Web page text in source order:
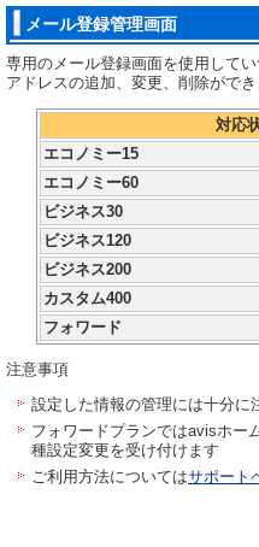
メール登録管理画面
専用のメール登録画面を使用して
アドレスの追加、変更、削除ができ
対応
エコノミー15
エコノミー60
ビジネス30
ビジネス120
ビジネス200
カスタム400
フォワード
注意事項
設定した情報の管理には十分に
フォワードプランではavisホー
種設定変更を受け付けます
ご利用方法についてはサポート